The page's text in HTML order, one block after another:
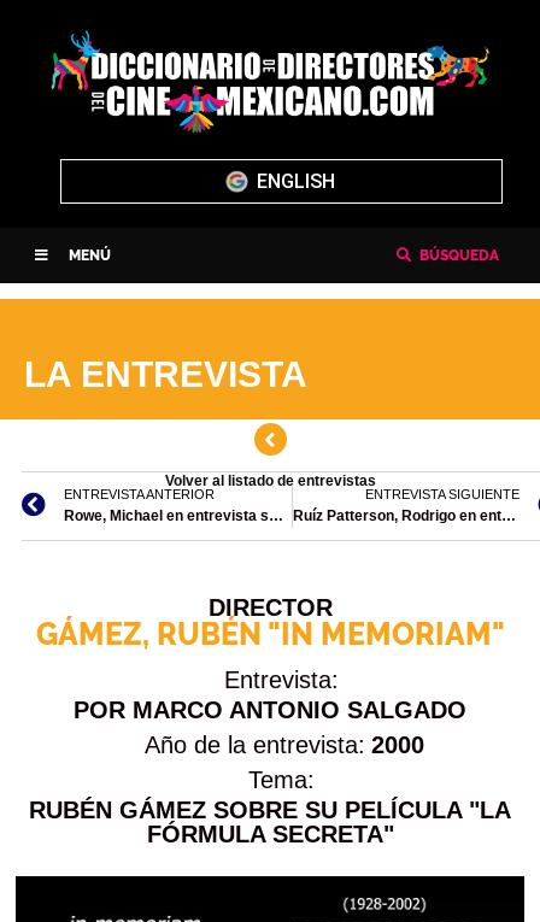
ENGLISH
MENÚ BÚSQUEDA
LA ENTREVISTA
Volver al listado de entrevistas
ENTREVISTA ANTERIOR
Rowe, Michael en entrevista sobre su reciente estreno, la cinta: Danika, mar de fondo.
ENTREVISTA SIGUIENTE
Ruíz Patterson, Rodrigo en entrevista sobre su película: BLANCO DE VERANO
DIRECTOR
GÁMEZ, RUBÉN "IN MEMORIAM"
Entrevista:
POR MARCO ANTONIO SALGADO
Año de la entrevista: 2000
Tema:
RUBÉN GÁMEZ SOBRE SU PELÍCULA "LA
FÓRMULA SECRETA"